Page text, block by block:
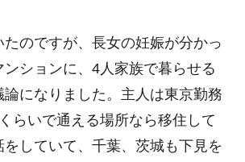
のですが、長女の妊娠が分かっ
ションに、4人家族で暮らせる
になりました。主人は東京勤務
らいで通える場所なら移住して
をしていて、千葉、茨城も下見を